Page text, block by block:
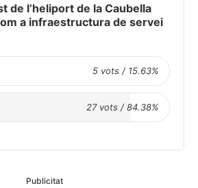
de l’heliport de la Caubella
a infraestructura de servei
Publicitat